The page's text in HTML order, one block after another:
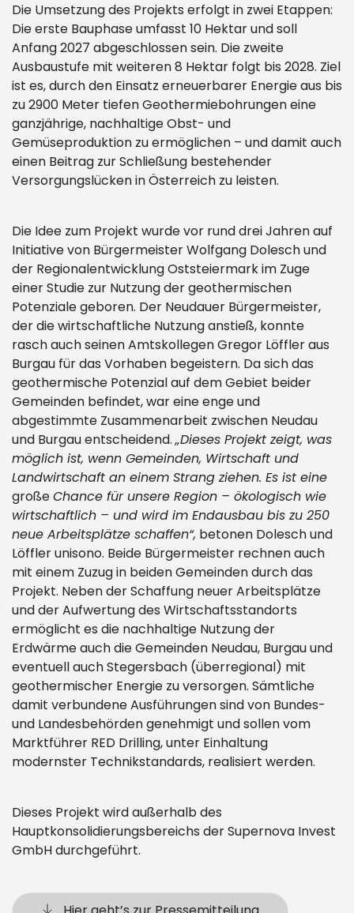
Die Umsetzung des Projekts erfolgt in zwei Etappen:
Die erste Bauphase umfasst 10 Hektar und soll
Anfang 2027 abgeschlossen sein. Die zweite
Ausbaustufe mit weiteren 8 Hektar folgt bis 2028. Ziel
ist es, durch den Einsatz erneuerbarer Energie aus bis
zu 2900 Meter tiefen Geothermiebohrungen eine
ganzjährige, nachhaltige Obst- und
Gemüseproduktion zu ermöglichen – und damit auch
einen Beitrag zur Schließung bestehender
Versorgungslücken in Österreich zu leisten.
Die Idee zum Projekt wurde vor rund drei Jahren auf
Initiative von Bürgermeister Wolfgang Dolesch und
der Regionalentwicklung Oststeiermark im Zuge
einer Studie zur Nutzung der geothermischen
Potenziale geboren. Der Neudauer Bürgermeister,
der die wirtschaftliche Nutzung anstieß, konnte
rasch auch seinen Amtskollegen Gregor Löffler aus
Burgau für das Vorhaben begeistern. Da sich das
geothermische Potenzial auf dem Gebiet beider
Gemeinden befindet, war eine enge und
abgestimmte Zusammenarbeit zwischen Neudau
und Burgau entscheidend.„Dieses Projekt zeigt, was
möglich ist, wenn Gemeinden, Wirtschaft und
Landwirtschaft an einem Strang ziehen. Es ist eine
großeChance für unsere Region – ökologisch wie
wirtschaftlich – und wird im Endausbau bis zu 250
neue Arbeitsplätze schaffen“, betonen Dolesch und
Löffler unisono. Beide Bürgermeister rechnen auch
mit einem Zuzug in beiden Gemeinden durch das
Projekt. Neben der Schaffung neuer Arbeitsplätze
und der Aufwertung des Wirtschaftsstandorts
ermöglicht es die nachhaltige Nutzung der
Erdwärme auch die Gemeinden Neudau, Burgau und
eventuell auch Stegersbach (überregional) mit
geothermischer Energie zu versorgen. Sämtliche
damit verbundene Ausführungen sind von Bundes-
und Landesbehörden genehmigt und sollen vom
Marktführer RED Drilling, unter Einhaltung
modernster Technikstandards, realisiert werden.
Dieses Projekt wird außerhalb des
Hauptkonsolidierungsbereichs der Supernova Invest
GmbH durchgeführt.